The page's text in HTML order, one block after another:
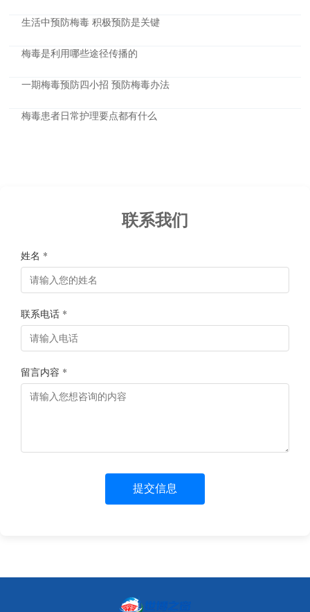
生活中预防梅毒 积极预防是关键
梅毒是利用哪些途径传播的
一期梅毒预防四小招 预防梅毒办法
梅毒患者日常护理要点都有什么
联系我们
姓名 *
联系电话 *
留言内容 *
提交信息